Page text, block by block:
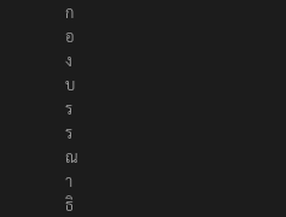
ก
อ
ง
บ
ร
ร
ณ
า
ธิ